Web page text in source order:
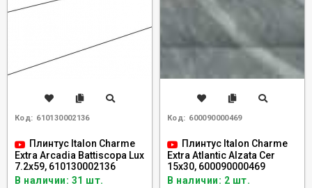
Код: 610130002136
Плинтус Italon Charme
Extra Arcadia Battiscopa Lux
7.2x59, 610130002136
В наличии: 31 шт.
Код: 600090000469
Плинтус Italon Charme
Extra Atlantic Alzata Cer
15x30, 600090000469
В наличии: 2 шт.